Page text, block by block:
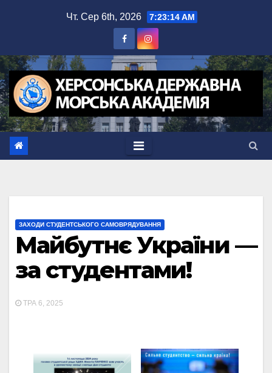
Чт. Сер 6th, 2026 7:23:15 AM
ЗАХОДИ СТУДЕНТСЬКОГО САМОВРЯДУВАННЯ
Майбутнє України —
за студентами!
ТРА 6, 2025